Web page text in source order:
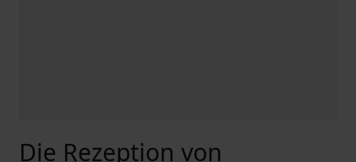
Die Rezeption von